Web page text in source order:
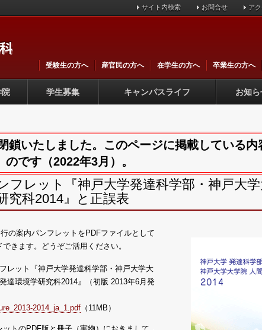
イ
ツ
に
動
サイト内検索 お問合せ ア
受験生の方へ 産官民の方へ 在学生の方へ 卒業生の方へ
院 学生募集 キャンパスライフ お知ら
鎖いたしました。このページに掲載している内
のです（2022年3月）。
フレット『神戸大学発達科学部・神戸大
究科2014』と正誤表
の案内パンフレットをPDFファイルとして
きます。どうぞご活用ください。
レット『神戸大学発達科学部・神戸大学大
達環境学研究科2014』（初版 2013年6月発
2014_ja_1.pdf （11MB）